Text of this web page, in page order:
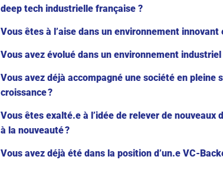
deep tech industrielle française ?
Vous êtes à l’aise dans un environnement innovant
Vous avez évolué dans un environnement
Vous avez déjà accompagné une société en
croissance ?
Vous êtes exalté.e à l’idée de relever de nouveaux
à la nouveauté ?
Vous avez déjà été dans la position d’un.e VC-